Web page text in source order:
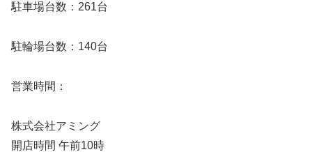
駐車場台数：261台
駐輪場台数：140台
営業時間：
株式会社アミング
開店時間 午前10時